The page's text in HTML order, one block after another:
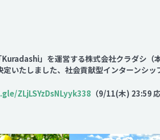
」を運営する株式会社クラダシ（
いたしました、社会貢献型インターンシ
ZLjLSYzDsNLyyk338 （9/11(木) 23:59 応